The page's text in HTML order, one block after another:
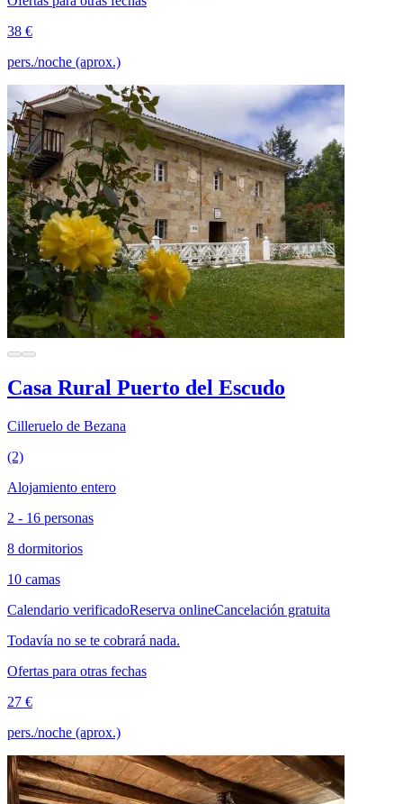
38 €
pers./noche (aprox.)
Casa Rural Puerto del Escudo
Cilleruelo de Bezana
(2)
Alojamiento entero
2 - 16 personas
8 dormitorios
10 camas
Calendario verificadoReserva onlineCancelación gratuita
Todavía no se te cobrará nada.
Ofertas para otras fechas
27 €
pers./noche (aprox.)